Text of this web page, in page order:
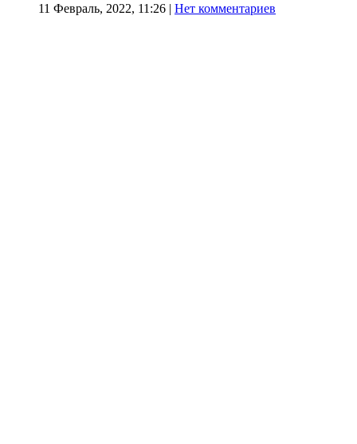
11 Февраль, 2022, 11:26 | Нет комментариев